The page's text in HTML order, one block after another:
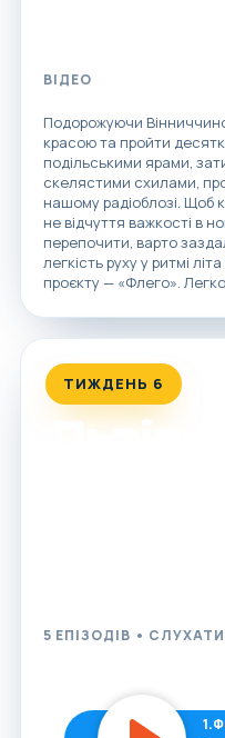
ВІДЕО
Подорожуючи
красою та пройти
подільськими ярами,
скелястими схилами,
нашому радіоблозі. Щоб
не відчуття важкості в
перепочити, варто
легкість руху у ритмі
проєкту — «Флего».
ТИЖДЕНЬ 6
5 ЕПІЗОДІВ •
1.